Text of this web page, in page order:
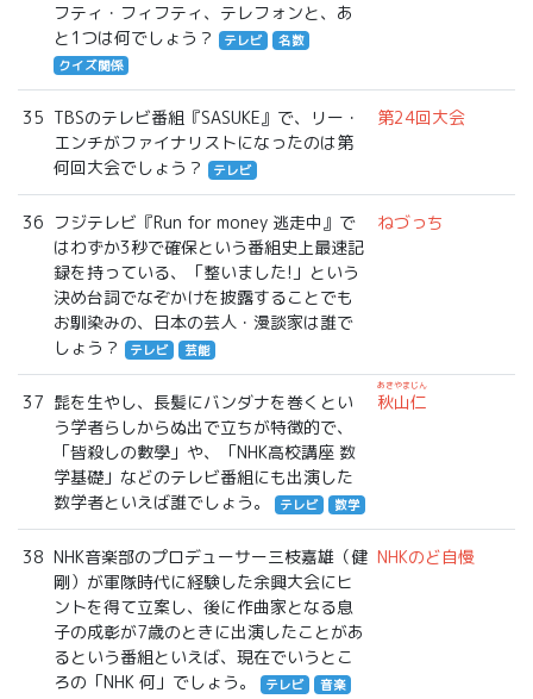
フティ・フィフティ、テレフォンと、あ
と1つは何でしょう？
テレビ
名数
クイズ関係
35 TBSのテレビ番組『SASUKE』で、リー・
エンチがファイナリストになったのは第
何回大会でしょう？
テレビ
第24回大会
36 フジテレビ『Run for money 逃走中』で
はわずか3秒で確保という番組史上最速記
録を持っている、「整いました!」という
決め台詞でなぞかけを披露することでも
お馴染みの、日本の芸人・漫談家は誰で
しょう？
テレビ 芸能
ねづっち
37 髭を生やし、長髪にバンダナを巻くとい
う学者らしからぬ出で立ちが特徴的で、
「皆殺しの數學」や、「NHK高校講座 数
学基礎」などのテレビ番組にも出演した
数学者といえば誰でしょう。
テレビ 数学
秋山仁
あきやまじん
38 NHK音楽部のプロデューサー三枝嘉雄（健
剛）が軍隊時代に経験した余興大会にヒ
ントを得て立案し、後に作曲家となる息
子の成彰が7歳のときに出演したことがあ
るという番組といえば、現在でいうとこ
ろの「NHK 何」でしょう。
テレビ 音楽
NHKのど自慢